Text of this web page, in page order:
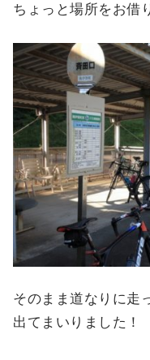
ちょっと場所をお借
そのまま道なりに走
出てまいりました！